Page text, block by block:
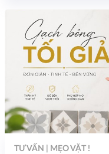
TƯ VẤN | MẸO VẶT !